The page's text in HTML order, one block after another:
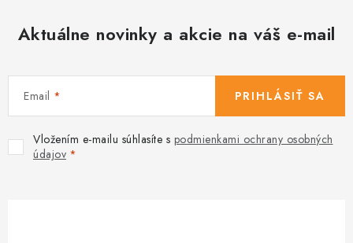
Aktuálne novinky a akcie na váš e-mail
Email
Vložením e-mailu súhlasíte s podmienkami ochrany osobných
údajov
PRIHLÁSIŤ SA